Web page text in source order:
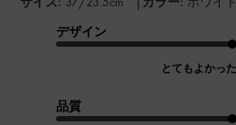
デザイン
とてもよかった
品質